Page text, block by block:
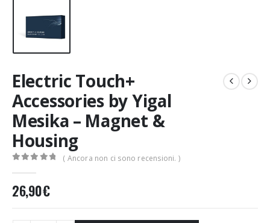
Electric Touch+
Accessories by Yigal
Mesika – Magnet &
Housing
( Ancora non ci sono recensioni. )
26,90€